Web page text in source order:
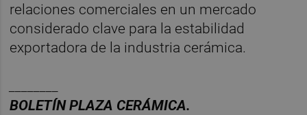
relaciones comerciales en un mercado
considerado clave para la estabilidad
exportadora de la industria cerámica.
BOLETÍN PLAZA CERÁMICA.